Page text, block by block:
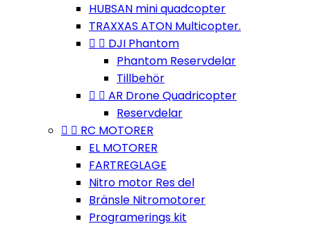
HUBSAN mini quadcopter
TRAXXAS ATON Multicopter.
  DJI Phantom
Phantom Reservdelar
Tillbehör
  AR Drone Quadricopter
Reservdelar
  RC MOTORER
EL MOTORER
FARTREGLAGE
Nitro motor Res del
Bränsle Nitromotorer
Programerings kit